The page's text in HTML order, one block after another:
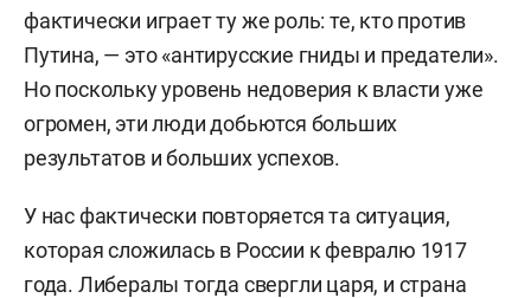
фактически играет ту же роль: те, кто против
Путина, — это «антирусские гниды и предатели».
Но поскольку уровень недоверия к власти уже
огромен, эти люди добьются больших
результатов и больших успехов.
У нас фактически повторяется та ситуация,
которая сложилась в России к февралю 1917
года. Либералы тогда свергли царя, и страна